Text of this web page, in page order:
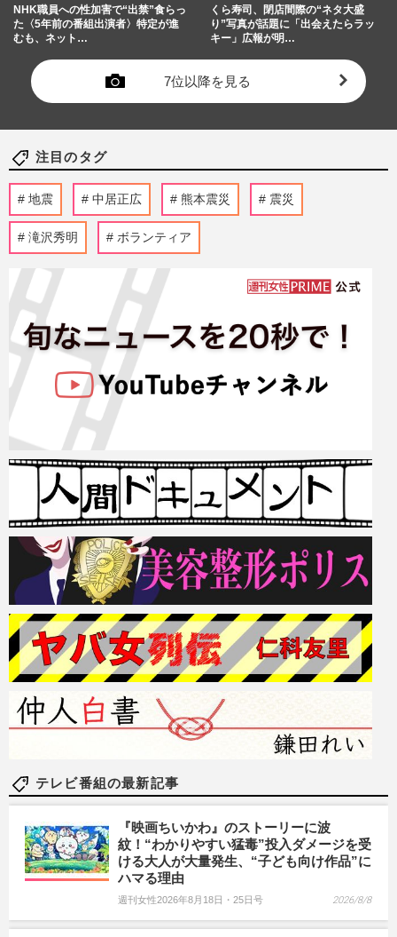
NHK職員への性加害で“出禁”食らっ
た〈5年前の番組出演者〉特定が進
むも、ネット…
くら寿司、閉店間際の“ネタ大盛
り”写真が話題に「出会えたらラッ
キー」広報が明…
7位以降を見る
注目のタグ
地震 中居正広 熊本震災 震災
滝沢秀明 ボランティア
テレビ番組の最新記事
『映画ちいかわ』のストーリーに波
紋！“わかりやすい猛毒”投入ダメージを受
ける大人が大量発生、“子ども向け作品”に
ハマる理由
週刊女性2026年8月18日・25日号 2026/8/8